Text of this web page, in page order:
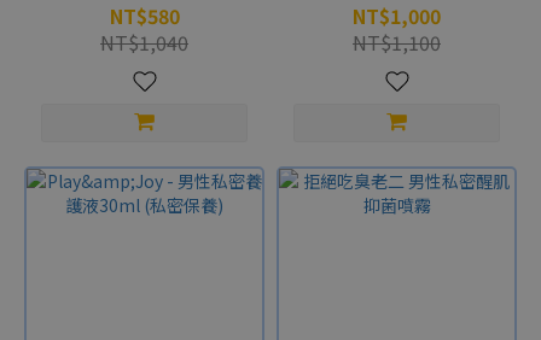
NT$580
NT$1,040
NT$1,000
NT$1,100